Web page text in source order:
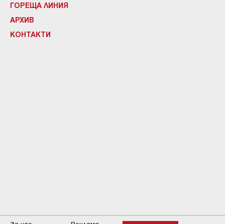
ГОРЕЩА ЛИНИЯ
АРХИВ
КОНТАКТИ